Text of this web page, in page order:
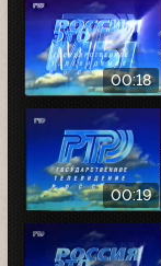
00:18
00:19